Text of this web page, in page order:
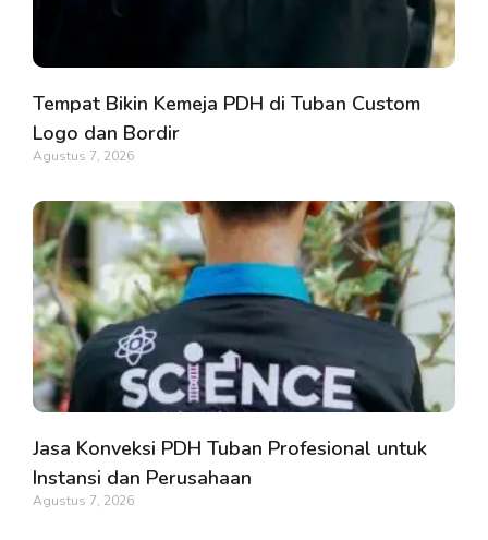
Tempat Bikin Kemeja PDH di Tuban Custom
Logo dan Bordir
Agustus 7, 2026
Jasa Konveksi PDH Tuban Profesional untuk
Instansi dan Perusahaan
Agustus 7, 2026